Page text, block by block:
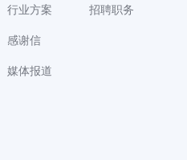
行业方案
感谢信
媒体报道
招聘职务